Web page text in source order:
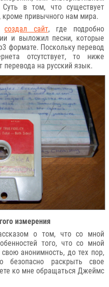
Суть в том, что существует
привычного нам мира.
создал сайт, где подробно
и выложил песни, которые
формате. Поскольку перевод
отсутствует, то ниже
перевода на русский язык.
измерения
о том, что со мной
того, что со мной
анонимность, до тех пор,
раскрыть свое
ко мне обращаться Джеймс